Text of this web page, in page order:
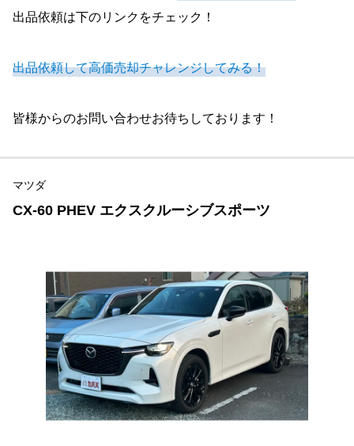
出品依頼は下のリンクをチェック！
出品依頼して高価売却チャレンジしてみる！
皆様からのお問い合わせお待ちしております！
マツダ
CX-60 PHEV エクスクルーシブスポーツ